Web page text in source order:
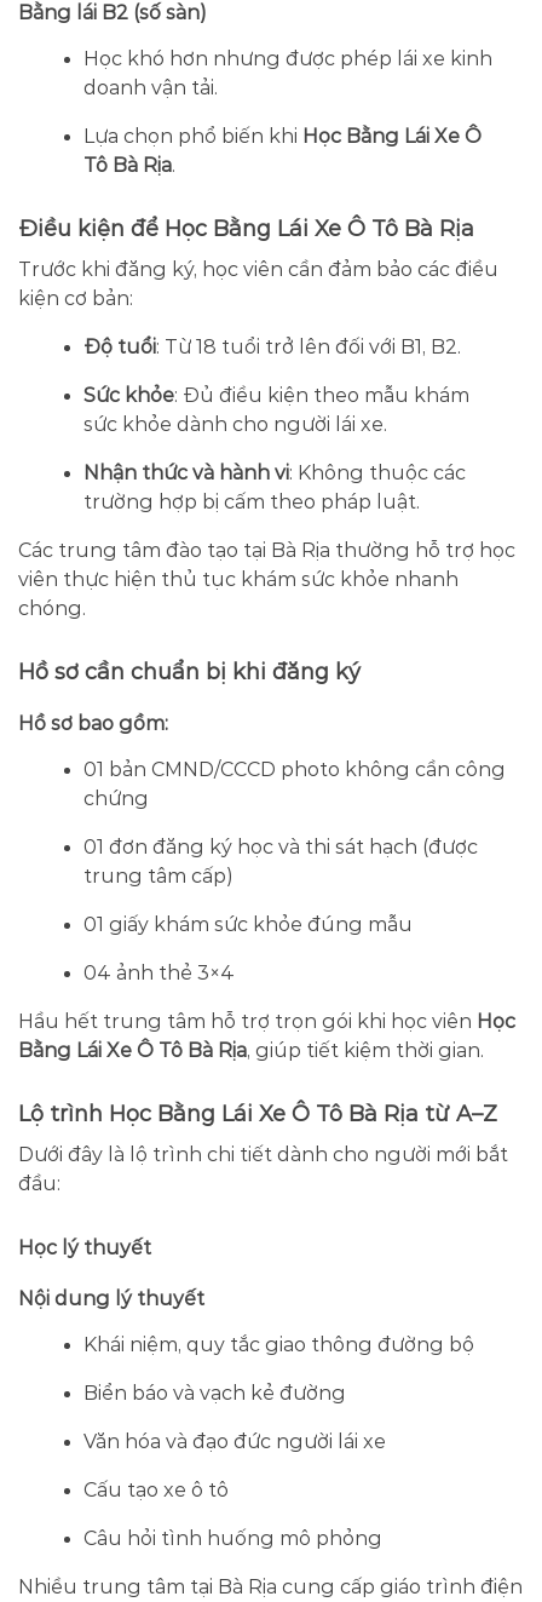
Bằng lái B2 (số sàn)
Học khó hơn nhưng được phép lái xe kinh
doanh vận tải.
Lựa chọn phổ biến khi Học Bằng Lái Xe Ô
Tô Bà Rịa.
Điều kiện để Học Bằng Lái Xe Ô Tô Bà Rịa
Trước khi đăng ký, học viên cần đảm bảo các điều
kiện cơ bản:
Độ tuổi: Từ 18 tuổi trở lên đối với B1, B2.
Sức khỏe: Đủ điều kiện theo mẫu khám
sức khỏe dành cho người lái xe.
Nhận thức và hành vi: Không thuộc các
trường hợp bị cấm theo pháp luật.
Các trung tâm đào tạo tại Bà Rịa thường hỗ trợ học
viên thực hiện thủ tục khám sức khỏe nhanh
chóng.
Hồ sơ cần chuẩn bị khi đăng ký
Hồ sơ bao gồm:
01 bản CMND/CCCD photo không cần công
chứng
01 đơn đăng ký học và thi sát hạch (được
trung tâm cấp)
01 giấy khám sức khỏe đúng mẫu
04 ảnh thẻ 3×4
Hầu hết trung tâm hỗ trợ trọn gói khi học viên Học
Bằng Lái Xe Ô Tô Bà Rịa, giúp tiết kiệm thời gian.
Lộ trình Học Bằng Lái Xe Ô Tô Bà Rịa từ A–Z
Dưới đây là lộ trình chi tiết dành cho người mới bắt
đầu:
Học lý thuyết
Nội dung lý thuyết
Khái niệm, quy tắc giao thông đường bộ
Biển báo và vạch kẻ đường
Văn hóa và đạo đức người lái xe
Cấu tạo xe ô tô
Câu hỏi tình huống mô phỏng
Nhiều trung tâm tại Bà Rịa cung cấp giáo trình điện